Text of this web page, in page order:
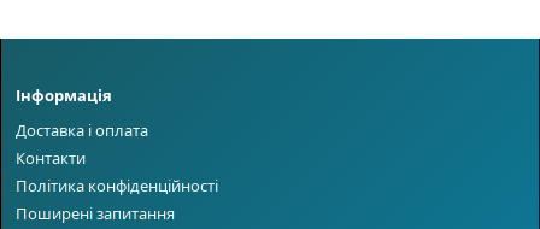
Інформація
Доставка і оплата
Контакти
Політика конфіденційності
Поширені запитання